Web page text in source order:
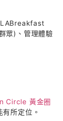
LABreakfast
眾)、管理體驗
Circle 黃金圈
所定位。